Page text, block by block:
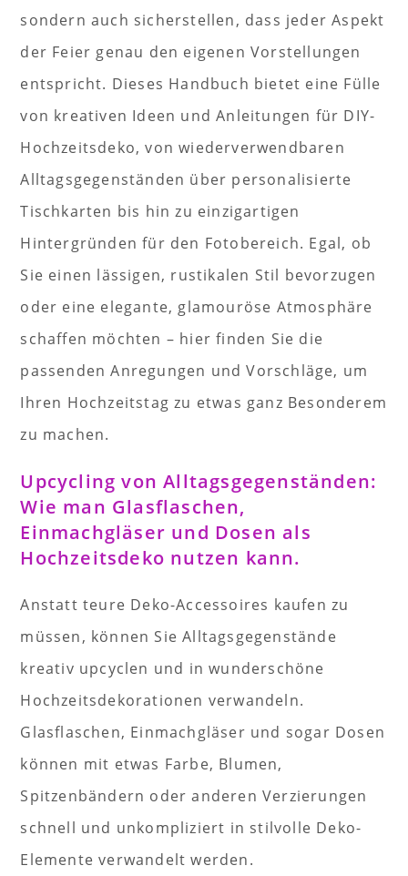
sondern auch sicherstellen, dass jeder Aspekt
der Feier genau den eigenen Vorstellungen
entspricht. Dieses Handbuch bietet eine Fülle
von kreativen Ideen und Anleitungen für DIY-
Hochzeitsdeko, von wiederverwendbaren
Alltagsgegenständen über personalisierte
Tischkarten bis hin zu einzigartigen
Hintergründen für den Fotobereich. Egal, ob
Sie einen lässigen, rustikalen Stil bevorzugen
oder eine elegante, glamouröse Atmosphäre
schaffen möchten – hier finden Sie die
passenden Anregungen und Vorschläge, um
Ihren Hochzeitstag zu etwas ganz Besonderem
zu machen.
Upcycling von Alltagsgegenständen:
Wie man Glasflaschen,
Einmachgläser und Dosen als
Hochzeitsdeko nutzen kann.
Anstatt teure Deko-Accessoires kaufen zu
müssen, können Sie Alltagsgegenstände
kreativ upcyclen und in wunderschöne
Hochzeitsdekorationen verwandeln.
Glasflaschen, Einmachgläser und sogar Dosen
können mit etwas Farbe, Blumen,
Spitzenbändern oder anderen Verzierungen
schnell und unkompliziert in stilvolle Deko-
Elemente verwandelt werden.